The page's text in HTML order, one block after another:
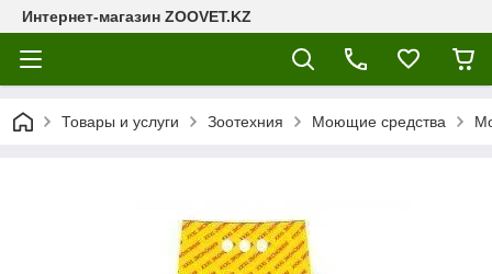
Интернет-магазин ZOOVET.KZ
Товары и услуги Зоотехния Моющие средства